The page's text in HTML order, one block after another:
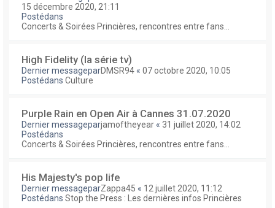
15 décembre 2020, 21:11
Postédans
Concerts & Soirées Princières, rencontres entre fans...
High Fidelity (la série tv)
Dernier messageparDMSR94 « 07 octobre 2020, 10:05
Postédans Culture
Purple Rain en Open Air à Cannes 31.07.2020
Dernier messageparjamoftheyear « 31 juillet 2020, 14:02
Postédans
Concerts & Soirées Princières, rencontres entre fans...
His Majesty's pop life
Dernier messageparZappa45 « 12 juillet 2020, 11:12
Postédans Stop the Press : Les dernières infos Princières